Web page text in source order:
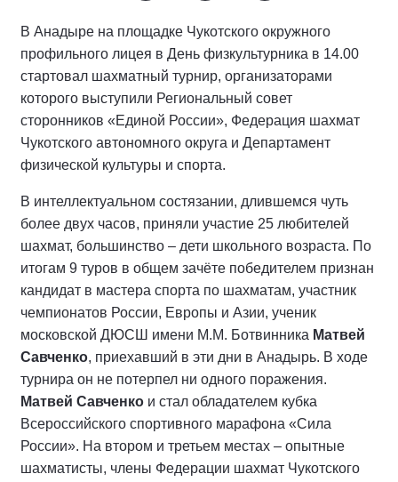
В Анадыре на площадке Чукотского окружного
профильного лицея в День физкультурника в 14.00
стартовал шахматный турнир, организаторами
которого выступили Региональный совет
сторонников «Единой России», Федерация шахмат
Чукотского автономного округа и Департамент
физической культуры и спорта.
В интеллектуальном состязании, длившемся чуть
более двух часов, приняли участие 25 любителей
шахмат, большинство – дети школьного возраста. По
итогам 9 туров в общем зачёте победителем признан
кандидат в мастера спорта по шахматам, участник
чемпионатов России, Европы и Азии, ученик
московской ДЮСШ имени М.М. Ботвинника Матвей
Савченко, приехавший в эти дни в Анадырь. В ходе
турнира он не потерпел ни одного поражения.
Матвей Савченко и стал обладателем кубка
Всероссийского спортивного марафона «Сила
России». На втором и третьем местах – опытные
шахматисты, члены Федерации шахмат Чукотского